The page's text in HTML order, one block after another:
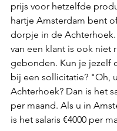
prijs voor hetzelfde
hartje Amsterdam bent
dorpje in de Achterhoek.
van een klant is ook niet
gebonden. Kun je jezelf
bij een sollicitatie? "Oh,
Achterhoek? Dan is het
per maand. Als u in
is het salaris €4000 per